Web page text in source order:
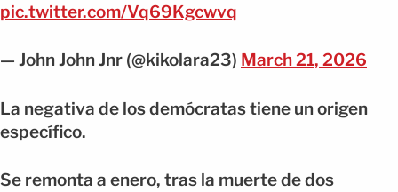
pic.twitter.com/Vq69Kgcwvq
— John John Jnr (@kikolara23) March 21, 2026
La negativa de los demócratas tiene un origen
específico.
Se remonta a enero, tras la muerte de dos